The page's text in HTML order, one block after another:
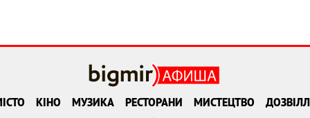
КІНО МУЗИКА РЕСТОРАНИ МИСТЕЦТВО